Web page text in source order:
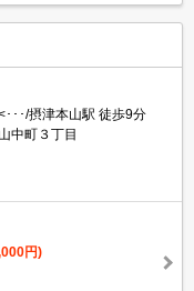
優れているシステムキッ
･･/摂津本山駅 徒歩9分
中町３丁目
円)